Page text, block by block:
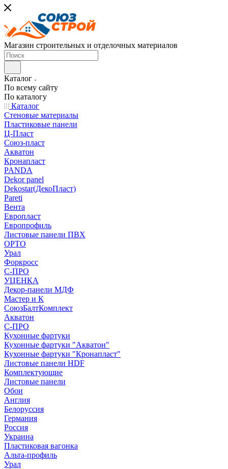
Магазин строительных и отделочных материалов
Каталог
По всему сайту
По каталогу
Каталог
Стеновые материалы
Пластиковые панели
Ц-Пласт
Союз-пласт
Акватон
Кронапласт
PANDA
Dekor panel
Dekostar(ДекоПласт)
Pareti
Вента
Европласт
Европрофиль
Листовые панели ПВХ
ОРТО
Урал
Форкросс
С-ПРО
УЦЕНКА
Декор-панели МДФ
Мастер и К
СоюзБалтКомплект
Акватон
С-ПРО
Кухонные фартуки
Кухонные фартуки "Акватон"
Кухонные фартуки "Кронапласт"
Листовые панели HDF
Комплектующие
Листовые панели
Обои
Англия
Белоруссия
Германия
Россия
Украина
Пластиковая вагонка
Альта-профиль
Урал